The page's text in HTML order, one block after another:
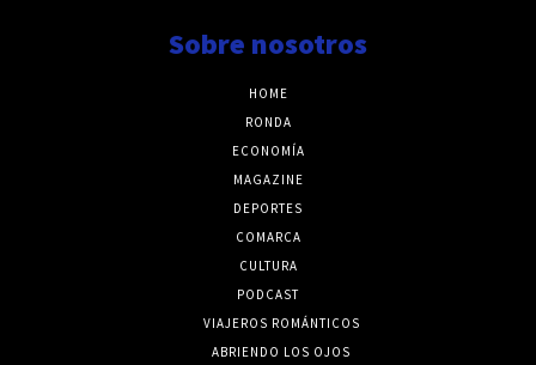
Sobre nosotros
HOME
RONDA
ECONOMÍA
MAGAZINE
DEPORTES
COMARCA
CULTURA
PODCAST
VIAJEROS ROMÁNTICOS
ABRIENDO LOS OJOS